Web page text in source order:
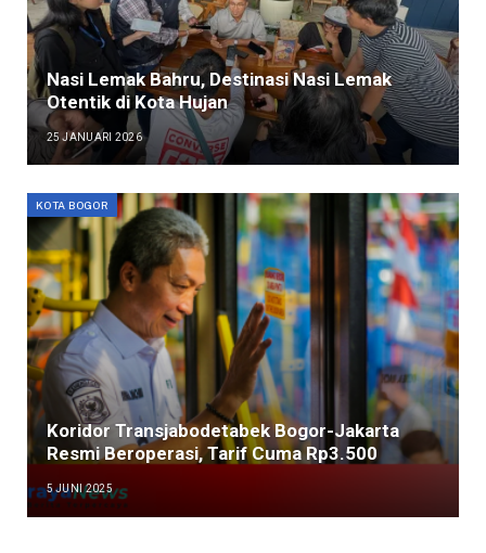
Nasi Lemak Bahru, Destinasi Nasi Lemak
Otentik di Kota Hujan
25 JANUARI 2026
KOTA BOGOR
Koridor Transjabodetabek Bogor-Jakarta
Resmi Beroperasi, Tarif Cuma Rp3.500
5 JUNI 2025